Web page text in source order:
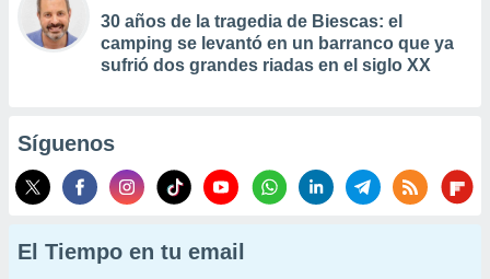
30 años de la tragedia de Biescas: el
camping se levantó en un barranco que ya
sufrió dos grandes riadas en el siglo XX
Síguenos
El Tiempo en tu email